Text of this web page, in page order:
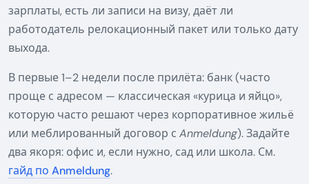
зарплаты, есть ли записи на визу, даёт ли
работодатель релокационный пакет или только дату
выхода.
В первые 1–2 недели после прилёта: банк (часто
проще с адресом — классическая «курица и яйцо»,
которую часто решают через корпоративное жильё
или меблированный договор с Anmeldung). Задайте
два якоря: офис и, если нужно, сад или школа. См.
гайд по Anmeldung.